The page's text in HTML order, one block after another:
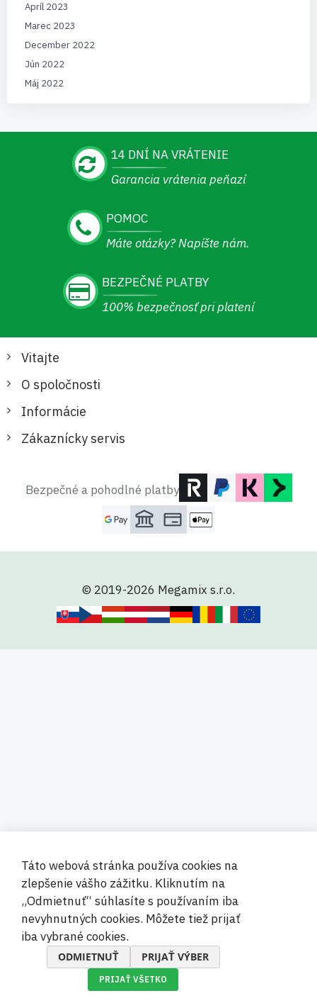
Apríl 2023
Marec 2023
December 2022
Jún 2022
Máj 2022
14 DNÍ NA VRÁTENIE
Garancia vrátenia peňazí
POMOC
Máte otázky? Napíšte nám.
BEZPEČNÉ PLATBY
100% bezpečnosť pri platení
Vitajte
O spoločnosti
Informácie
Zákaznícky servis
Bezpečné a pohodlné platby
© 2019-2026 Megamix s.r.o.
Táto webová stránka používa cookies na
zlepšenie vášho zážitku. Kliknutím na
„Odmietnuť“ súhlasíte s používaním iba
nevyhnutných cookies. Môžete tiež prijať
iba vybrané cookies.
ODMIETNUŤ PRIJAŤ VÝBER
PRIJAŤ VŠETKO